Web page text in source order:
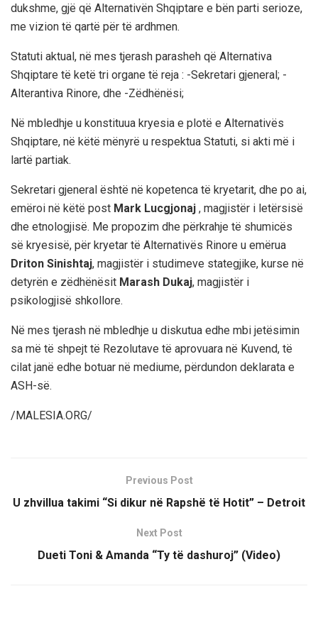
dukshme, gjë që Alternativën Shqiptare e bën parti serioze,
me vizion të qartë për të ardhmen.
Statuti aktual, në mes tjerash parasheh që Alternativa
Shqiptare të ketë tri organe të reja : -Sekretari gjeneral; -
Alterantiva Rinore, dhe -Zëdhënësi;
Në mbledhje u konstituua kryesia e plotë e Alternativës
Shqiptare, në këtë mënyrë u respektua Statuti, si akti më i
lartë partiak.
Sekretari gjeneral është në kopetenca të kryetarit, dhe po ai,
emëroi në këtë post Mark Lucgjonaj , magjistër i letërsisë
dhe etnologjisë. Me propozim dhe përkrahje të shumicës
së kryesisë, për kryetar të Alternativës Rinore u emërua
Driton Sinishtaj, magjistër i studimeve stategjike, kurse në
detyrën e zëdhënësit Marash Dukaj, magjistër i
psikologjisë shkollore.
Në mes tjerash në mbledhje u diskutua edhe mbi jetësimin
sa më të shpejt të Rezolutave të aprovuara në Kuvend, të
cilat janë edhe botuar në mediume, përdundon deklarata e
ASH-së.
/MALESIA.ORG/
Previous Post
U zhvillua takimi “Si dikur në Rapshë të Hotit” – Detroit
Next Post
Dueti Toni & Amanda “Ty të dashuroj” (Video)